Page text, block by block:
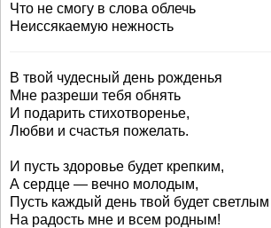
Что не смогу в слова облечь
Hеиссякаемую нежность
В твой чудесный день рожденья
Мне разреши тебя обнять
И подарить стихотворенье,
Любви и счастья пожелать.
И пусть здоровье будет крепким,
А сердце — вечно молодым,
Пусть каждый день твой будет светлым
На радость мне и всем родным!